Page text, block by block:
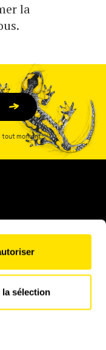
sélection
la
tout moment.